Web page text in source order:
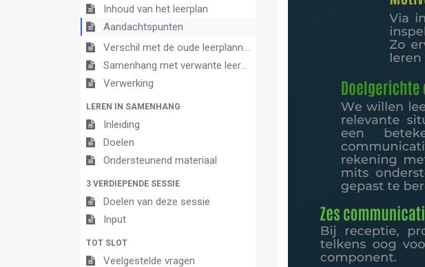
Inhoud van het leerplan
Aandachtspunten
Verschil met de oude leerplannen
Samenhang met verwante leerplannen
Verwerking
LEREN IN SAMENHANG
Inleiding
Doelen
Ondersteunend materiaal
3 VERDIEPENDE SESSIE
Doelen van deze sessie
Input
TOT SLOT
Veelgestelde vragen